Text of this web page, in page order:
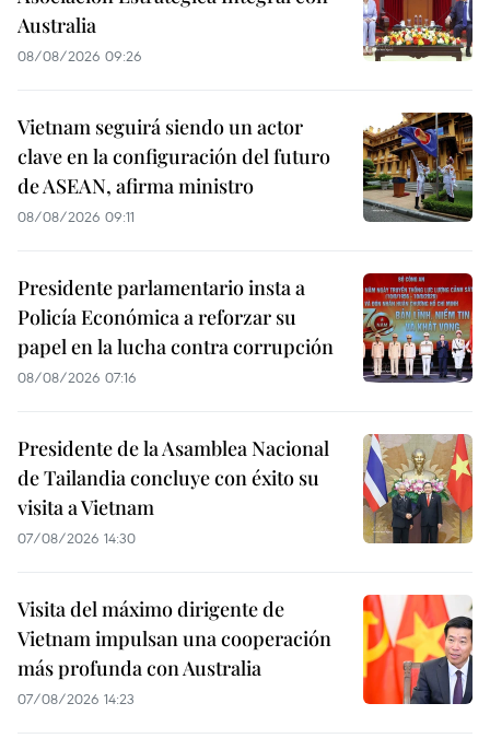
Australia
08/08/2026 09:26
Vietnam seguirá siendo un actor
clave en la configuración del futuro
de ASEAN, afirma ministro
08/08/2026 09:11
Presidente parlamentario insta a
Policía Económica a reforzar su
papel en la lucha contra corrupción
08/08/2026 07:16
Presidente de la Asamblea Nacional
de Tailandia concluye con éxito su
visita a Vietnam
07/08/2026 14:30
Visita del máximo dirigente de
Vietnam impulsan una cooperación
más profunda con Australia
07/08/2026 14:23